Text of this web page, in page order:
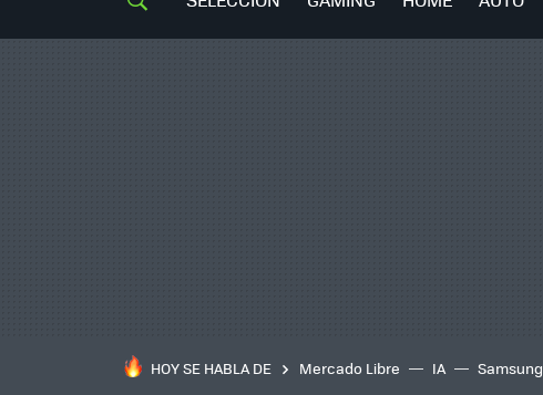
HOY SE HABLA DE Mercado Libre IA Samsung